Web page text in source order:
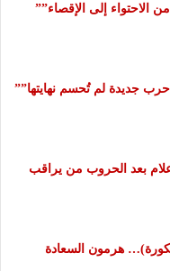
1479 “الإعلام بعد الحروب من يراقب